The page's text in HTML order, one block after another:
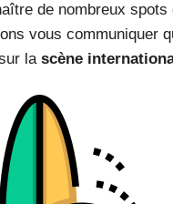
de nombreux
vous communiquer
la scène